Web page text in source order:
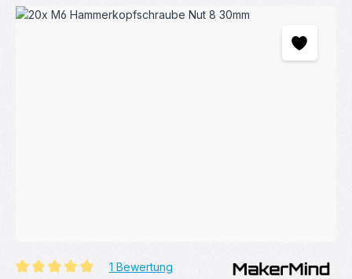
Bildergalerie überspringen
1 Bewertung